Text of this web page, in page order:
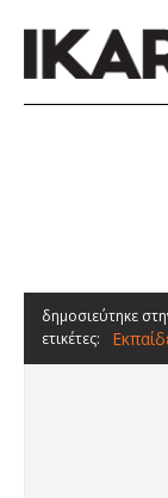
δημοσιεύτηκε
ετικέτες: